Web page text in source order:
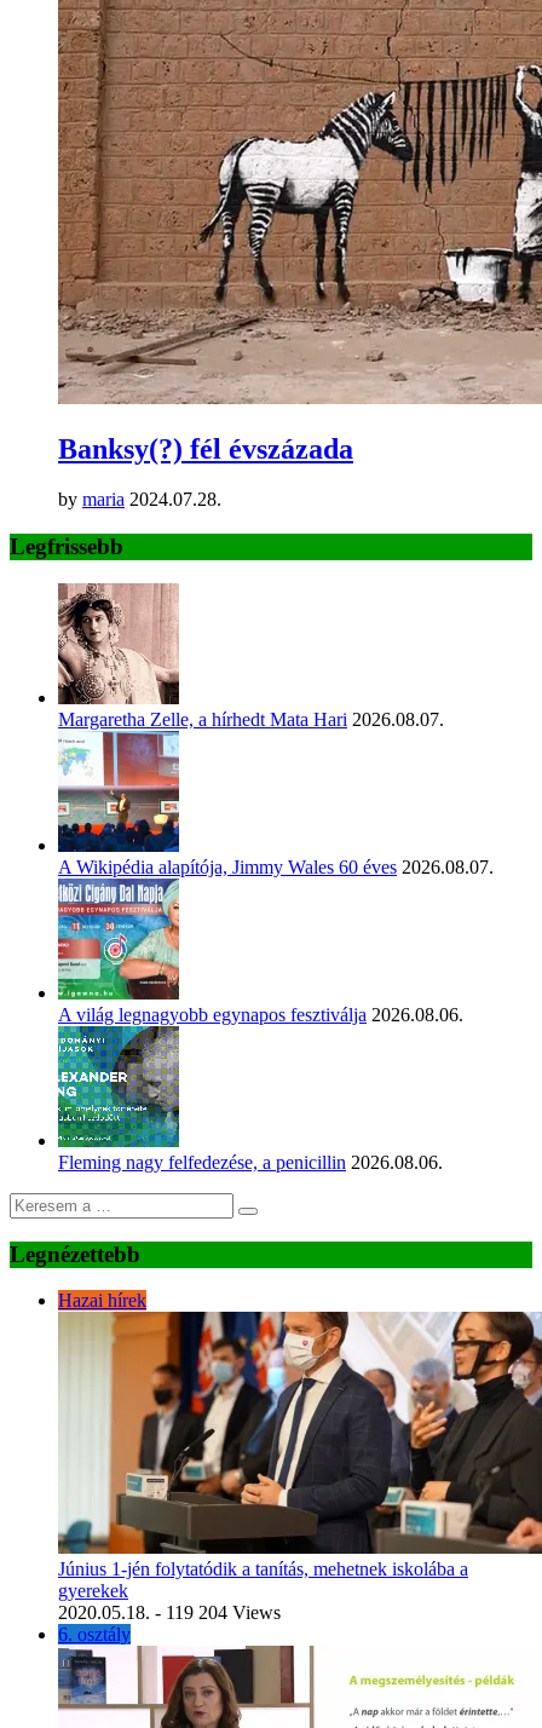
Banksy(?) fél évszázada
by maria 2024.07.28.
Legfrissebb
Margaretha Zelle, a hírhedt Mata Hari 2026.08.07.
A Wikipédia alapítója, Jimmy Wales 60 éves 2026.08.07.
A világ legnagyobb egynapos fesztiválja 2026.08.06.
Fleming nagy felfedezése, a penicillin 2026.08.06.
Legnézettebb
Hazai hírek
Június 1-jén folytatódik a tanítás, mehetnek iskolába a
gyerekek
2020.05.18. - 119 204 Views
6. osztály